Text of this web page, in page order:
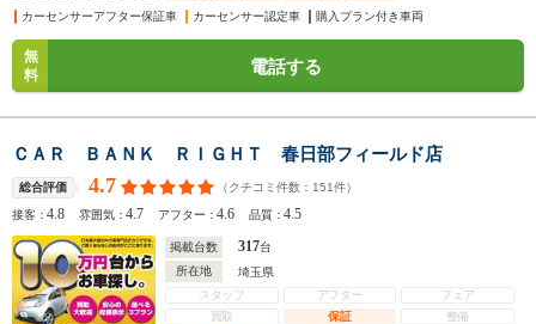
カーセンサーアフター保証車
カーセンサー認定車 購入プラン付き車両
無
料
電話する
ＣＡＲ ＢＡＮＫ ＲＩＧＨＴ 春日部フィールド店
総合評価 4.7 （クチコミ件数： 151件）
接客：4.8 雰囲気：4.7 アフター：4.6 品質：4.5
掲載台数 317台
所在地
埼玉県
スタッフ
アフター
フェア
買取
保証
整備